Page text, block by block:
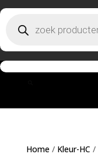
Producten zoeken
Home/ Kleur-HC /